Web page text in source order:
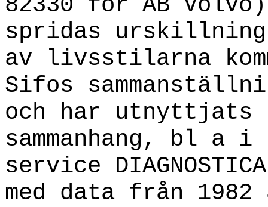
spridas
av livsstilarna
Sifos
och har utnyttjats
sammanhang, bl a i
service
med data från